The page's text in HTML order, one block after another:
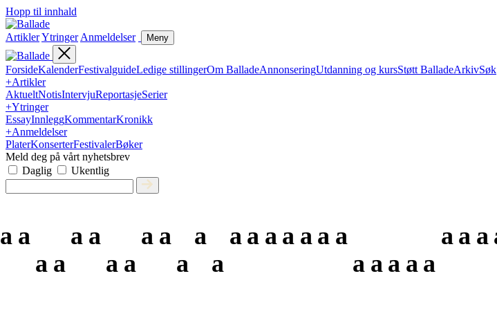
Hopp til innhald
ArtiklerYtringer Anmeldelser Meny
ForsideKalenderFestivalguideLedige stillingerOm BalladeAnnonseringUtdanning og kursStøtt BalladeArkivSøk
+Artikler
AktueltNotisIntervjuReportasjeSerier
+Ytringer
EssayInnleggKommentarKronikk
+Anmeldelser
PlaterKonserterFestivalerBøker
Meld deg på vårt nyhetsbrev
Daglig
Ukentlig
a